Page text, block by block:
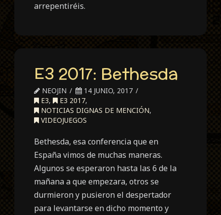
arrepentiréis.
E3 2017: Bethesda
NEOJIN
14 JUNIO, 2017
E3, E3 2017,
NOTICIAS DIGNAS DE MENCIÓN,
VIDEOJUEGOS
Bethesda, esa conferencia que en
España vimos de muchas maneras.
Algunos se esperaron hasta las 6 de la
mañana a que empezara, otros se
durmieron y pusieron el despertador
para levantarse en dicho momento y